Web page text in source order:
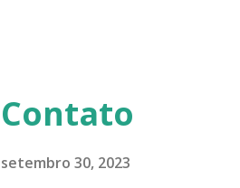
Contato
setembro 30, 2023